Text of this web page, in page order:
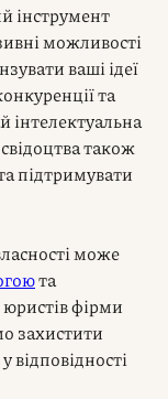
інструмент
можливості
ваші ідеї
та
інтелектуальна
також
підтримувати
може
та
фірми
захистити
відповідності